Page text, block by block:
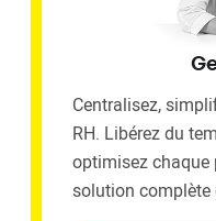
Centralisez,
RH. Libérez du
optimisez chaque
solution complète